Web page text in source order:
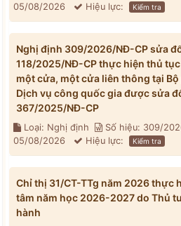
05/08/2026
Hiệu lực: Kiểm tra
Nghị định 309/2026/NĐ-CP sửa
118/2025/NĐ-CP thực hiện thủ
một cửa, một cửa liên thông tại
Dịch vụ công quốc gia được sửa
367/2025/NĐ-CP
Loại: Nghị định Số hiệu: 309/
05/08/2026
Hiệu lực: Kiểm tra
Chỉ thị 31/CT-TTg năm 2026 thực
tâm năm học 2026-2027 do Thủ
hành